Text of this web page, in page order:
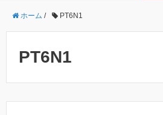
ホーム / PT6N1
PT6N1